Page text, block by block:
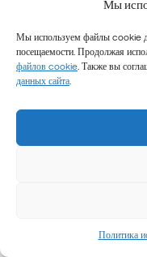
Мы
Мы используем файлы cookie
посещаемости. Продолжая
файлов cookie. Также вы
данных сайта.
Политика
Пользовательское
конфиденциальности
персональных данных
файлов cookie